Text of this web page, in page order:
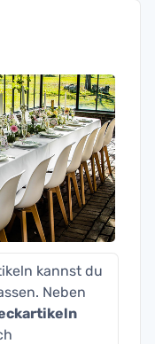
kannst du
Neben